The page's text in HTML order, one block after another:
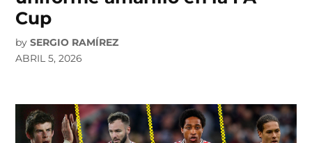
Cup
by SERGIO RAMÍREZ
ABRIL 5, 2026